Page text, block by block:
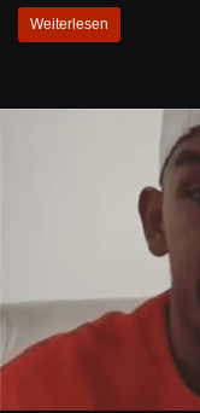
Weiterlesen